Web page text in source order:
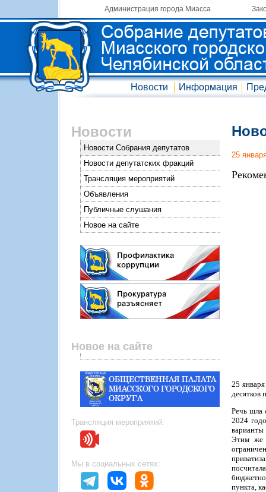
Администрация города Миасса
Новости Информация
Новости
Новости Собрания депутатов
Новости депутатских фракций
Трансляция мероприятий
Объявления
Публичные слушания
Новое на сайте
Новое на сайте
Трансляция мероприятий:
Мы в социальных сетях:
25
25
десятков
Речь шла
2024
варианты
Этим же
пункта,